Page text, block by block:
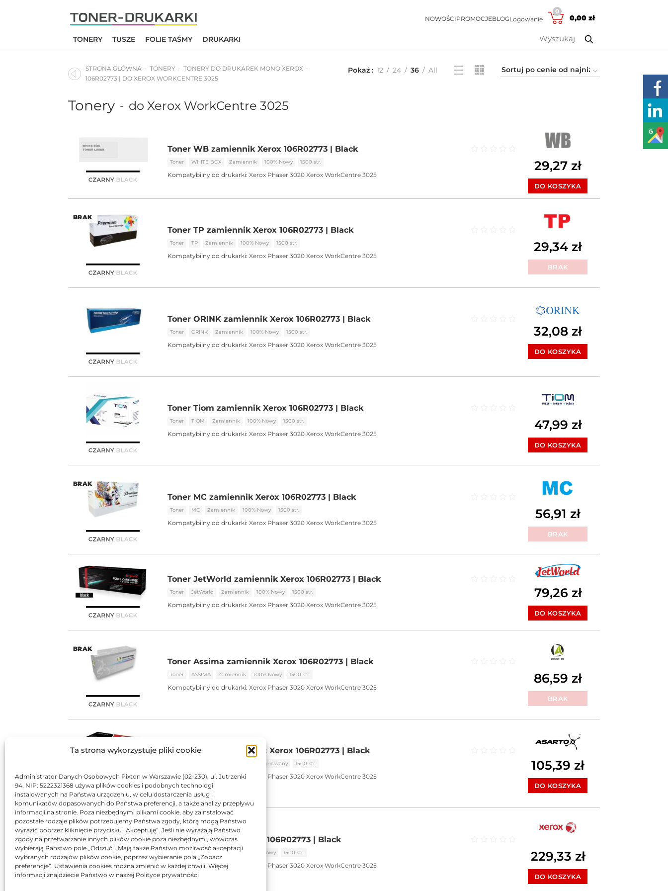
Ta strona wykorzystuje pliki cookie
Administrator Danych Osobowych Pixton w Warszawie (02-230), ul. Jutrzenki
94, NIP: 5222321368 używa plików cookies i podobnych technologii
instalowanych na Państwa urządzeniu, w celu dostarczenia usług i
komunikatów dopasowanych do Państwa preferencji, a także analizy przepływu
informacji na stronie. Poza niezbędnymi plikami cookie, aby zainstalować
pozostałe rodzaje plików potrzebujemy Państwa zgody, którą mogą Państwo
wyrazić poprzez kliknięcie przycisku „Akceptuję”. Jeśli nie wyrażają Państwo
zgody na przetwarzanie innych plików cookie poza niezbędnymi, wówczas
wybierają Państwo pole „Odrzuć”. Mają także Państwo możliwość akceptacji
wybranych rodzajów plików cookie, poprzez wybieranie pola „Zobacz
preferencje”. Ustawienia cookies można zmienić w każdej chwili. Więcej
informacji znajdziecie Państwo w naszej Polityce prywatności
NOWOŚCIPROMOCJEBLOGLogowanie
0
0,00 zł
TONERY TUSZE FOLIE TAŚMY DRUKARKI
STRONA GŁÓWNA TONERY
TONERY DO DRUKAREK MONO XEROX
106R02773 | DO XEROX WORKCENTRE 3025
Pokaż 12 24 36 All
Tonery - do Xerox WorkCentre 3025
Toner WB zamiennik Xerox 106R02773 | Black
0
Toner WHITE BOX Zamiennik 100% Nowy 1500 str.
Kompatybilny do drukarki: Xerox Phaser 3020 Xerox WorkCentre 3025
29,27 zł
DO KOSZYKA
BRAK
Toner TP zamiennik Xerox 106R02773 | Black
0
Toner TP Zamiennik 100% Nowy 1500 str.
Kompatybilny do drukarki: Xerox Phaser 3020 Xerox WorkCentre 3025
29,34 zł
BRAK
Toner ORINK zamiennik Xerox 106R02773 | Black
Oceniono0
Toner ORINK Zamiennik 100% Nowy 1500 str.
Kompatybilny do drukarki: Xerox Phaser 3020 Xerox WorkCentre 3025
32,08 zł
DO KOSZYKA
Toner Tiom zamiennik Xerox 106R02773 | Black
Toner TiOM Zamiennik 100% Nowy 1500 str.
Kompatybilny do drukarki: Xerox Phaser 3020 Xerox WorkCentre 3025
47,99 zł
DO KOSZYKA
BRAK
Toner MC zamiennik Xerox 106R02773 | Black
Toner MC Zamiennik 100% Nowy 1500 str.
Kompatybilny do drukarki: Xerox Phaser 3020 Xerox WorkCentre 3025
56,91 zł
BRAK
Toner JetWorld zamiennik Xerox 106R02773 | Black
Oceniono0
Toner JetWorld Zamiennik 100% Nowy 1500 str.
Kompatybilny do drukarki: Xerox Phaser 3020 Xerox WorkCentre 3025
79,26 zł
DO KOSZYKA
BRAK
Toner Assima zamiennik Xerox 106R02773 | Black
0
Toner ASSIMA Zamiennik 100% Nowy 1500 str.
Kompatybilny do drukarki: Xerox Phaser 3020 Xerox WorkCentre 3025
86,59 zł
BRAK
Toner Asarto zamiennik Xerox 106R02773 | Black
Oceniono 0
Regenerowany 1500 str.
Kompatybilny do drukarki: Xerox Phaser 3020 Xerox WorkCentre 3025
105,39 zł
DO KOSZYKA
Toner Xerox oryginalny 106R02773 | Black
Toner Xerox Oryginalny 100% Nowy 1500 str.
Kompatybilny do drukarki: Xerox Phaser 3020 Xerox WorkCentre 3025
229,33 zł
DO KOSZYKA